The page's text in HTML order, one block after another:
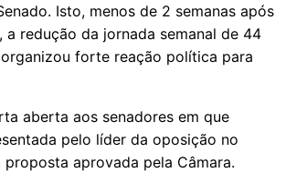
Isto, menos de 2 semanas após
redução da jornada semanal de 44
forte reação política para
aberta aos senadores em que
pelo líder da oposição no
aprovada pela Câmara.